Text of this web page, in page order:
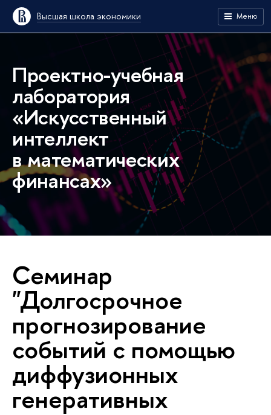
Высшая школа экономики Меню
Проектно-учебная
лаборатория
«Искусственный
интеллект
в математических
финансах»
Семинар
"Долгосрочное
прогнозирование
событий с помощью
диффузионных
генеративных